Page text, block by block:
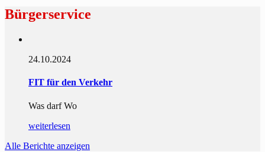
Bürgerservice
24.10.2024
FIT für den Verkehr
Was darf Wo
weiterlesen
Alle Berichte anzeigen